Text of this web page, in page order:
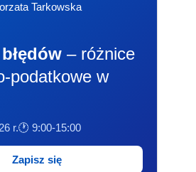
Tarkowska
– różnice
podatkowe w
r.🕐 9:00-15:00
Zapisz się